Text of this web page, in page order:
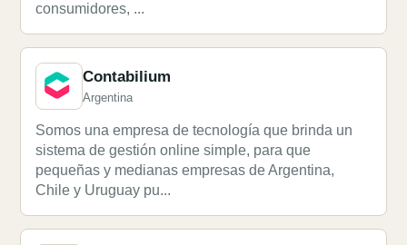
consumidores, ...
Contabilium
Argentina
Somos una empresa de tecnología que brinda un
sistema de gestión online simple, para que
pequeñas y medianas empresas de Argentina,
Chile y Uruguay pu...